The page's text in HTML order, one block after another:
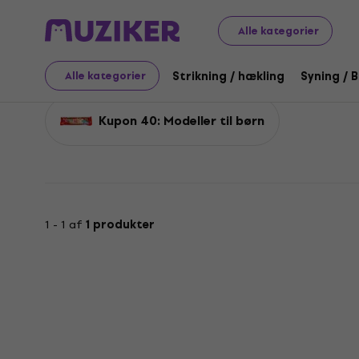
Alle kategorier
Alle kategorier Strikning / hækling Syning /
Kupon 40 Kunst Modellering og støbning
Kupon 40: Ikke-
Kupon 40: Modeller til børn
1 - 1 af 1 produkter